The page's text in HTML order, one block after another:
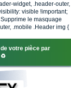
widget, .header-outer,
visible !important;
le masquage
.mobile .Header img {
votre pièce par
♻️